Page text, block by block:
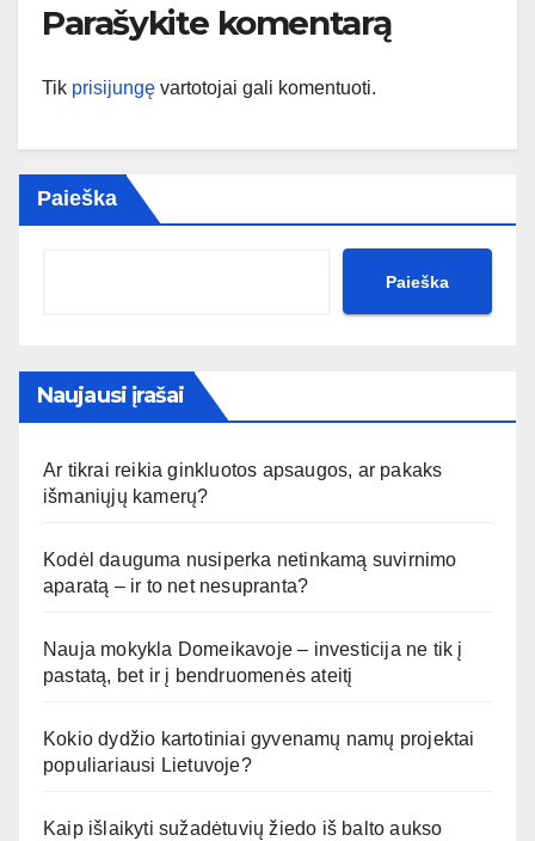
Parašykite komentarą
Tik prisijungę vartotojai gali komentuoti.
Paieška
Paieška
Naujausi įrašai
Ar tikrai reikia ginkluotos apsaugos, ar pakaks
išmaniųjų kamerų?
Kodėl dauguma nusiperka netinkamą suvirnimo
aparatą – ir to net nesupranta?
Nauja mokykla Domeikavoje – investicija ne tik į
pastatą, bet ir į bendruomenės ateitį
Kokio dydžio kartotiniai gyvenamų namų projektai
populiariausi Lietuvoje?
Kaip išlaikyti sužadėtuvių žiedo iš balto aukso